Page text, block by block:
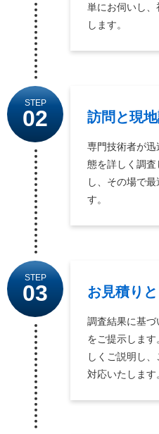
単にお伺いし
します。
STEP
02 訪問と現
専門技術者が
態を詳しく調
し、その場で
す。
STEP
03 お見積り
調査結果に基づ
をご提示しま
しくご説明し
対応いたします